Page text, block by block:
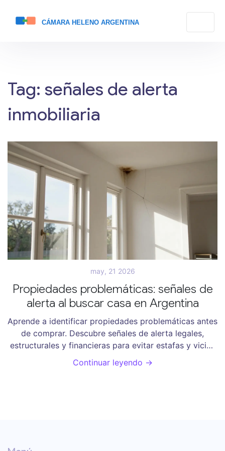
Tag: señales de alerta
inmobiliaria
may, 21 2026
Propiedades problemáticas: señales de
alerta al buscar casa en Argentina
Aprende a identificar propiedades problemáticas antes
de comprar. Descubre señales de alerta legales,
estructurales y financieras para evitar estafas y vicios
ocultos en bienes raíces.
Continuar leyendo →